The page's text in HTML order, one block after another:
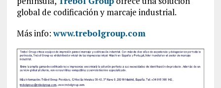
global de codificación y marcaje industrial.
Más info:www.trebolgroup.com